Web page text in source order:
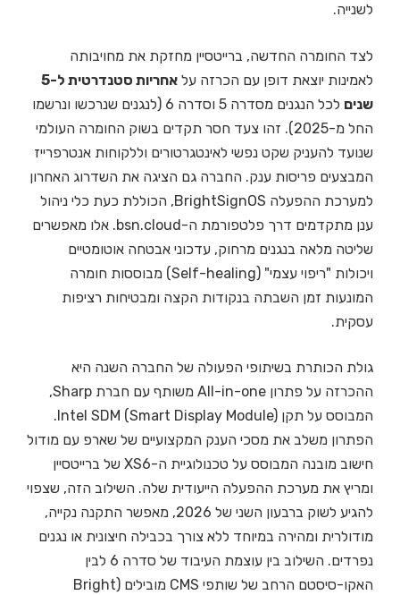
לשנייה.
לצד החומרה החדשה, ברייטסיין מחזקת את מחויבותה
לאמינות יוצאת דופן עם הכרזה על
אחריות סטנדרטית ל-5
שנים
לכל הנגנים מסדרה 5 וסדרה 6 (לנגנים שנרכשו ונרשמו
החל מ-2025). זהו צעד חסר תקדים בשוק החומרה העולמי
שנועד להעניק שקט נפשי לאינטגרטורים וללקוחות אנטרפרייז
המבצעים פריסות ענק. החברה גם הציגה את השדרוג האחרון
למערכת ההפעלה BrightSignOS, הכוללת כעת כלי ניהול
ענן מתקדמים דרך פלטפורמת ה-bsn.cloud. אלו מאפשרים
שליטה מלאה בנגנים מרחוק, עדכוני אבטחה אוטומטיים
ויכולות "ריפוי עצמי" (Self-healing) מבוססות חומרה
המונעות זמן השבתה בנקודות הקצה ומבטיחות רציפות
עסקית.
גולת הכותרת בשיתופי הפעולה של החברה השנה היא
ההכרזה על פתרון All-in-one משותף עם חברת Sharp,
המבוסס על תקן Intel SDM (Smart Display Module).
הפתרון משלב את מסכי הענק המקצועיים של שארפ עם מודול
חישוב מובנה המבוסס על טכנולוגיית ה-XS6 של ברייטסיין
ומריץ את מערכת ההפעלה הייעודית שלה. השילוב הזה, שצפוי
להגיע לשוק ברבעון השני של 2026, מאפשר התקנה נקייה,
מודולרית ומהירה במיוחד ללא צורך בכבילה חיצונית או נגנים
נפרדים. השילוב בין עוצמת העיבוד של סדרה 6 לבין
האקו-סיסטם הרחב של שותפי CMS מובילים (Bright